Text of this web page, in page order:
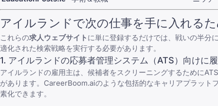
アイルランドで次の仕事を手に入れる
これらの求人ウェブサイト に単に登録するだけでは、戦いの半分
適化された検索戦略を実行する必要があります。
1. アイルランドの応募者管理システム（ATS）向けに
アイルランドの雇用主は、候補者をスクリーニングするために
があります。 CareerBoom.aiのような包括的なキャリアプラット
素化できます。